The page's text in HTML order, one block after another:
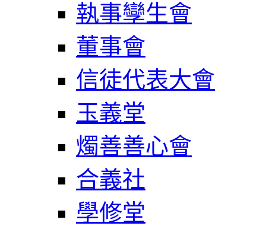
執事孿生會
董事會
信徒代表大會
玉義堂
燭善善心會
合義社
學修堂